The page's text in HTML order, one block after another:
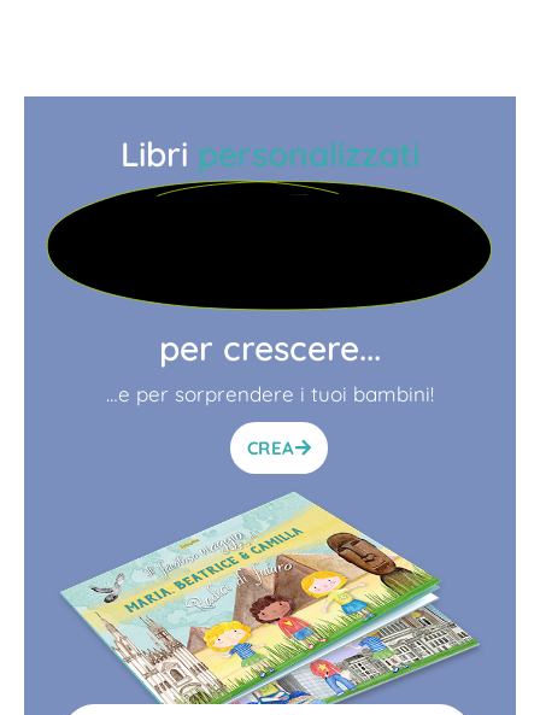
Libri personalizzati
per crescere...
…e per sorprendere i tuoi bambini!
CREA